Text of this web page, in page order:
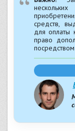
средств,
для оплаты
право